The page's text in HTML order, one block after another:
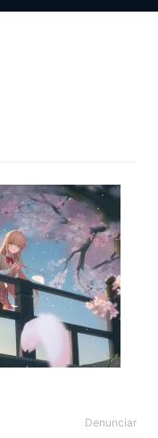
Denunciar